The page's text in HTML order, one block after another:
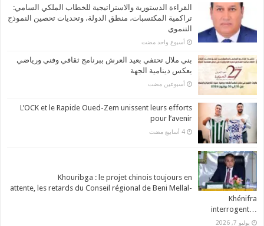
القراءة الدستورية والاستراتيجية للخطاب الملكي السامي:
تراكمية المكتسبات، منطق الدولة، وتحديات تحصين النموذج
التنموي
‏أسبوع واحد مضت
بني ملال تحتفي بعيد العرش ببرنامج ثقافي وفني ورياضي
يعكس دينامية الجهة
‏أسبوعين مضت
L’OCK et le Rapide Oued-Zem unissent leurs efforts
pour l’avenir
‏4 أسابيع مضت
Khouribga : le projet chinois toujours en
attente, les retards du Conseil régional de Beni Mellal-
Khénifra
…interrogent
يوليو 7, 2026